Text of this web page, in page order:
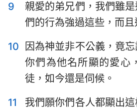
9
親愛的弟兄們，我們雖
們的行為強過這些，而且
10
因為神並非不公義，竟
你們為他名所顯的愛心
徒，如今還是伺候。
11
我們願你們各人都顯出